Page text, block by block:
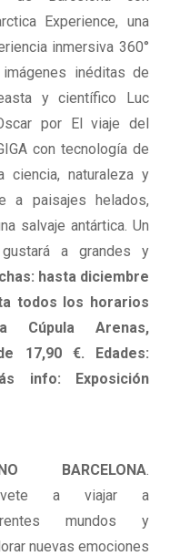
Experience, una
inmersiva 360°
inéditas de
y científico Luc
por El viaje del
con tecnología de
ciencia, naturaleza y
a paisajes helados,
salvaje antártica. Un
a grandes y
hasta diciembre
todos los horarios
Cúpula Arenas,
17,90 €. Edades:
info: Exposición
BARCELONA
a viajar a
mundos y
nuevas emociones